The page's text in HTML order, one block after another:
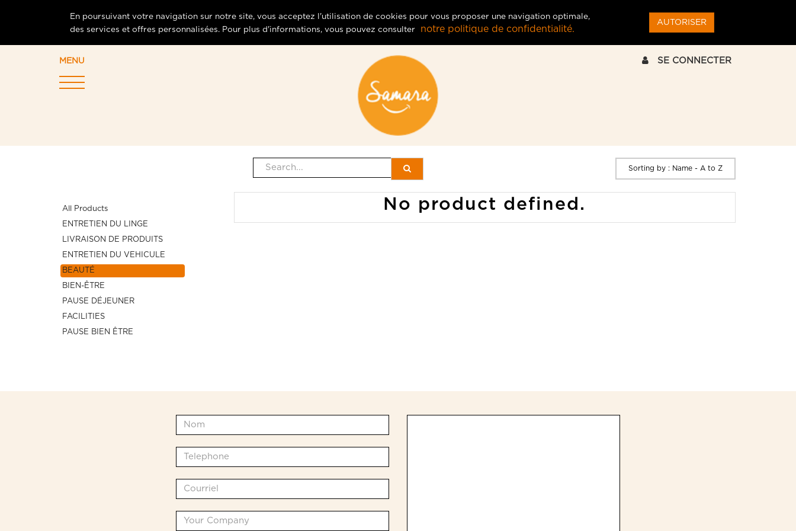
En poursuivant votre navigation sur notre site, vous acceptez l'utilisation de cookies pour vous proposer une navigation optimale,
des services et offres personnalisées. Pour plus d'informations, vous pouvez consulter
notre politique de confidentialité.
AUTORISER
MENU SE CONNECTER
Sorting by : Name - A to Z
All Products
ENTRETIEN DU LINGE
LIVRAISON DE PRODUITS
ENTRETIEN DU VEHICULE
BEAUTÉ
BIEN-ÊTRE
PAUSE DÉJEUNER
FACILITIES
PAUSE BIEN ÊTRE
No product defined.